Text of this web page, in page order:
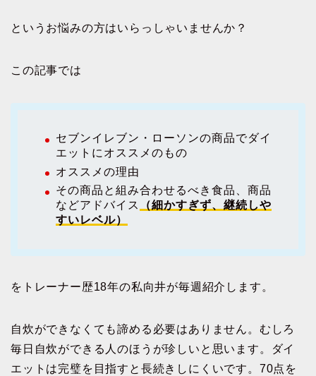
というお悩みの方はいらっしゃいませんか？
この記事では
セブンイレブン・ローソンの商品でダイ
エットにオススメのもの
オススメの理由
その商品と組み合わせるべき食品、商品
などアドバイス
（細かすぎず、継続しや
すいレベル）
をトレーナー歴18年の私向井が毎週紹介します。
自炊ができなくても諦める必要はありません。むしろ
毎日自炊ができる人のほうが珍しいと思います。ダイ
エットは完璧を目指すと長続きしにくいです。70点を